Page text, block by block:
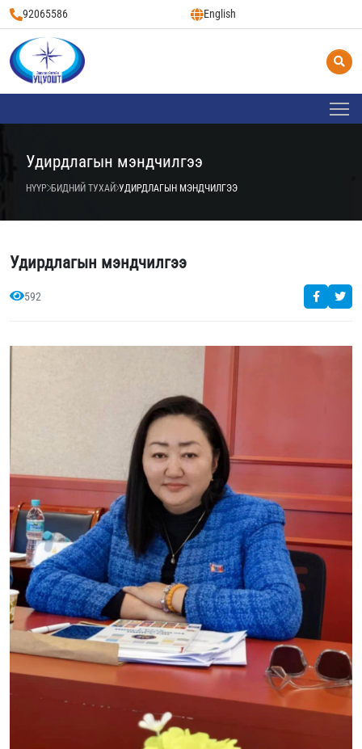
92065586 English
Удирдлагын мэндчилгээ
НҮҮР БИДНИЙ ТУХАЙ УДИРДЛАГЫН МЭНДЧИЛГЭЭ
Удирдлагын мэндчилгээ
592